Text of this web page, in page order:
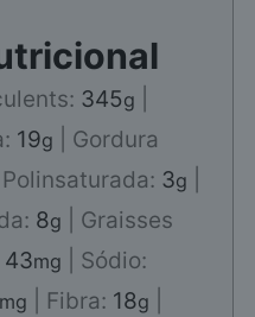
345g
19g
Gordura
3g
8g
Graisses
43mg
Sódio:
mg Fibra: 18g